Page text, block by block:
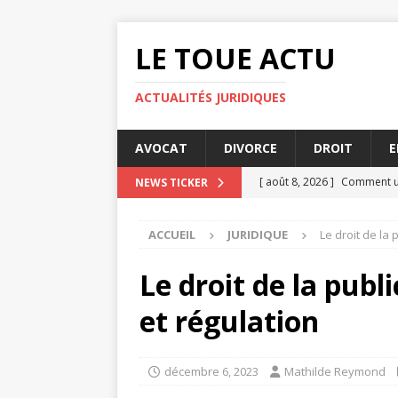
LE TOUE ACTU
ACTUALITÉS JURIDIQUES
AVOCAT DIVORCE DROIT
NEWS TICKER [ août 8, 2026 ] Comment
[ août 4, 2026 ]
[ août 3, 2026 ]
[ août 8, 2026 ]
Toque
ACCUEIL JURIDIQUE Le droit de la
Le droit de la
et régulation
décembre 6, 2023 Mathilde Reymond